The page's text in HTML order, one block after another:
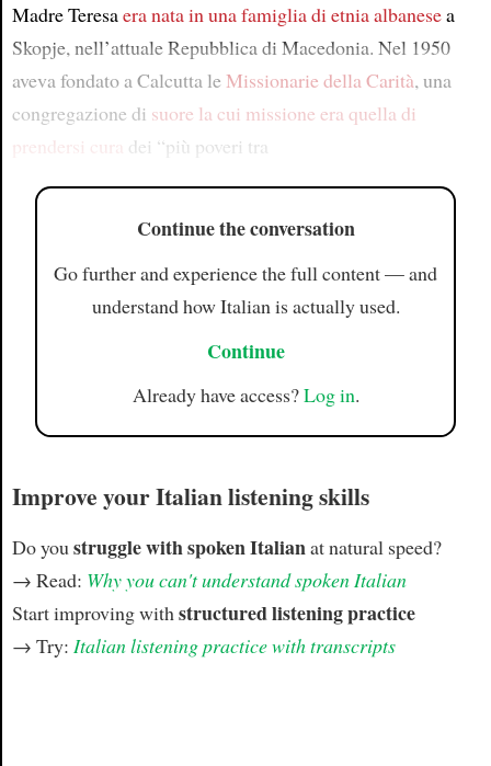
Madre Teresaera nata in una famiglia di etnia albanesea
Skopje, nell’attuale Repubblica di Macedonia. Nel 1950
aveva fondato a Calcutta leMissionarie della Carità, una
congregazione di suore la cui missione era quella di
prendersi cura dei “più poveri tra
Continue the conversation
Go further and experience the full content — and
understand how Italian is actually used.
Continue
Already have access?Log in.
Improve your Italian listening skills
Do you struggle with spoken Italianat natural speed?
→ Read: Why you can't understand spoken Italian
Start improving with structured listening practice
→ Try: Italian listening practice with transcripts